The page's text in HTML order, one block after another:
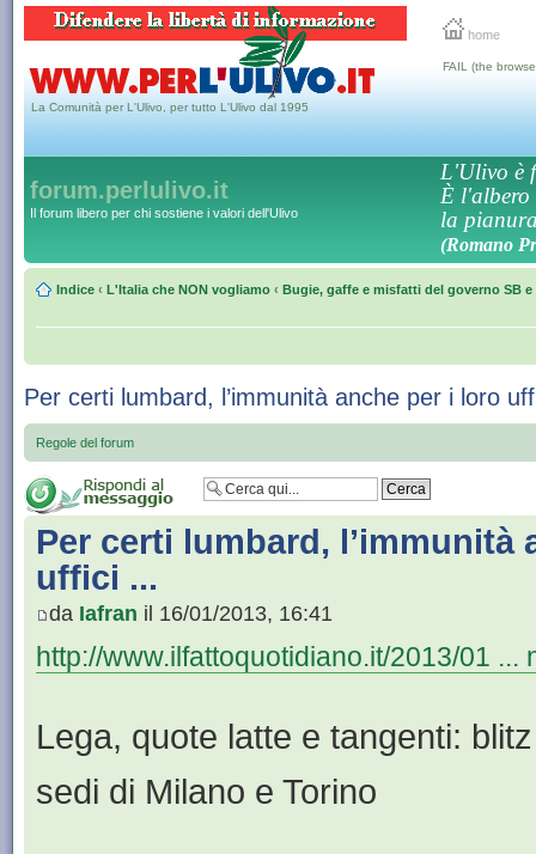
home
La Comunità per L'Ulivo, per tutto L'Ulivo dal 1995
FAIL (the
forum.perlulivo.it
Il forum libero per chi sostiene i valori dell'Ulivo
L'Ulivo è
È l'albero
la
(Romano
Indice ‹ L'Italia che NON vogliamo ‹ Bugie, gaffe e misfatti del governo SB e
Per certi lumbard, l’immunità anche per i loro
Regole del forum
Per certi lumbard, l’immunità
uffici ...
da Iafran il 16/01/2013, 16:41
http://www.ilfattoquotidiano.it/2013/01 ...
Lega, quote latte e tangenti:
sedi di Milano e Torino